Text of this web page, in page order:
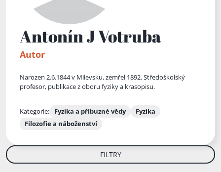
Antonín J Votruba
Autor
Narozen 2.6.1844 v Milevsku, zemřel 1892. Středoškolský
profesor, publikace z oboru fyziky a krasopisu.
Kategorie: Fyzika a příbuzné vědy
Fyzika
Filozofie a náboženství
FILTRY